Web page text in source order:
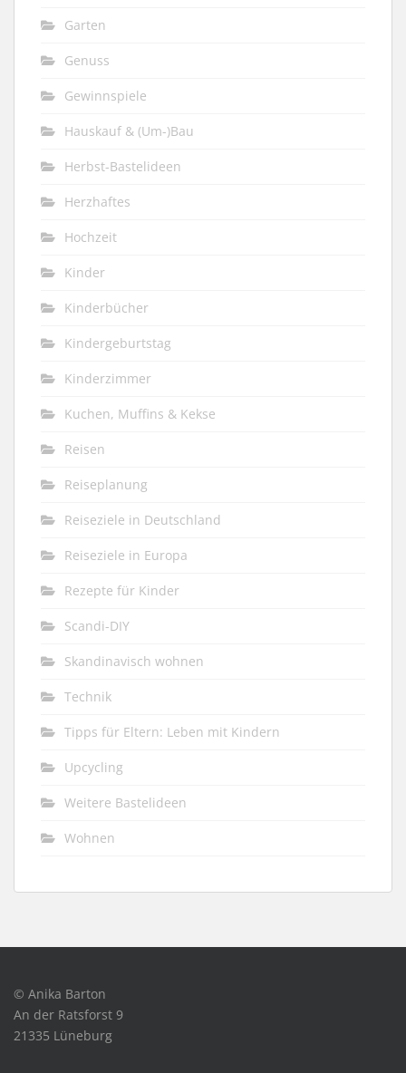
Garten
Genuss
Gewinnspiele
Hauskauf & (Um-)Bau
Herbst-Bastelideen
Herzhaftes
Hochzeit
Kinder
Kinderbücher
Kindergeburtstag
Kinderzimmer
Kuchen, Muffins & Kekse
Reisen
Reiseplanung
Reiseziele in Deutschland
Reiseziele in Europa
Rezepte für Kinder
Scandi-DIY
Skandinavisch wohnen
Technik
Tipps für Eltern: Leben mit Kindern
Upcycling
Weitere Bastelideen
Wohnen
© Anika Barton
An der Ratsforst 9
21335 Lüneburg